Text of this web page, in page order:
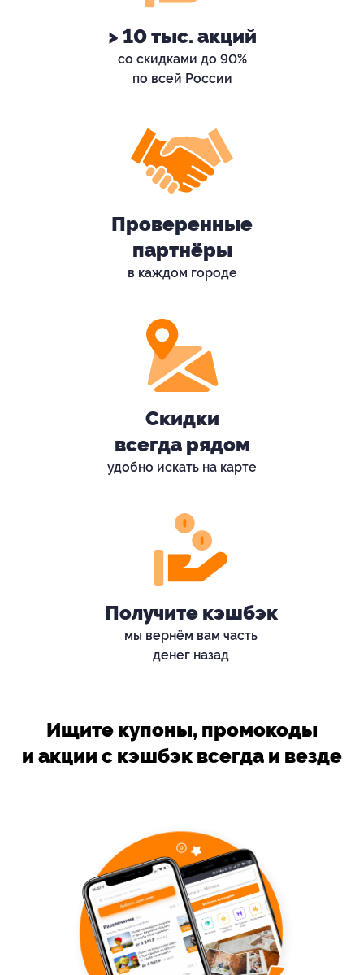
> 10 тыс. акций
со скидками до 90%
по всей России
Проверенные
партнёры
в каждом городе
Скидки
всегда рядом
удобно искать на карте
Получите кэшбэк
мы вернём вам часть
денег назад
Ищите купоны, промокоды
и акции с кэшбэк всегда и везде